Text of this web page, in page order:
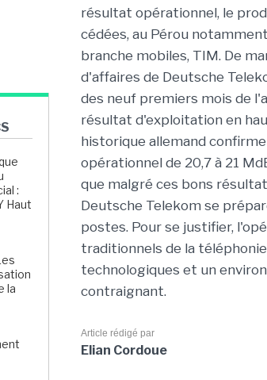
:
Haut
la
résultat opérationnel, le
cédées, au Pérou
branche mobiles, TIM. De
d'affaires de Deutsche
des neuf premiers mois de
résultat d'exploitation en
historique allemand
opérationnel de 20,7 à 21
que malgré ces bons
Deutsche Telekom se
postes. Pour se justifier,
traditionnels de la
technologiques et un
contraignant.
Article rédigé par
Elian Cordoue